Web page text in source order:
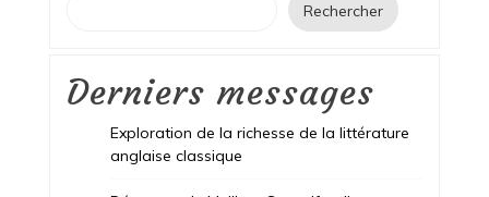
Rechercher
Derniers messages
Exploration de la richesse de la littérature
anglaise classique